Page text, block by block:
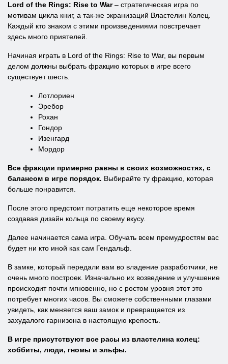
Lord of the Rings: Rise to War– стратегическая игра по
мотивам цикла книг, а так-же экранизаций Властелин Колец.
Каждый кто знаком с этими произведениями повстречает
здесь много приятелей.
Начиная играть в Lord of the Rings: Rise to War, вы первым
делом должны выбрать фракцию которых в игре всего
существует шесть.
Лотлориен
Эребор
Рохан
Гондор
Изенгард
Мордор
Все фракции примерно равны в своих возможностях, с
балансом в игре порядок. Выбирайте ту фракцию, которая
больше понравится.
После этого предстоит потратить еще некоторое время
создавая дизайн кольца по своему вкусу.
Далее начинается сама игра. Обучать всем премудростям вас
будет ни кто иной как сам Гендальф.
В замке, который передали вам во владение разработчики, не
очень много построек. Изначально их возведение и улучшение
происходит почти мгновенно, но с ростом уровня этот это
потребует многих часов. Вы сможете собственными глазами
увидеть, как меняется ваш замок и превращается из
захудалого гарнизона в настоящую крепость.
В игре присутствуют все расы из властелина колец:
хоббиты, люди, гномы и эльфы.